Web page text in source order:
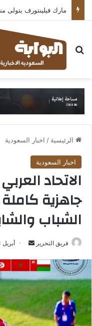
بحث عن
الرئيسية / اخبار السعودية
اخبار السعودية
الاتحاد
جاهزية
الشباب
فريق التحرير
أرسل
إلكترونيا
أبريل 21, 2026